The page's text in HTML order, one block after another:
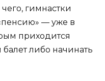
гимнастки
— уже в
приходится
либо начинать